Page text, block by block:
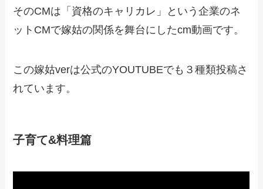
そのCMは「資格のキャリカレ」という企業のネ
ットCMで嫁姑の関係を舞台にしたcm動画です。
この嫁姑verは公式のYOUTUBEでも３種類投稿さ
れています。
子育て&料理篇